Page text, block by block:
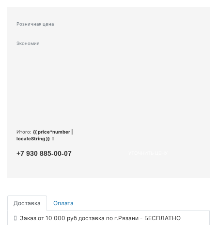
Розничная цена
Экономия
Итого: {{ price*number |
localeString }}
+7 930 885-00-07
Доставка Оплата
Заказ от 10 000 руб доставка по г.Рязани - БЕСПЛАТНО